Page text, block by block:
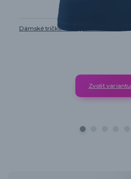
Dámské tričko Intelligent Defender
Zvolit variantu